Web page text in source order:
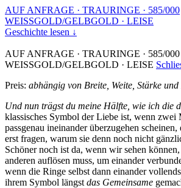
AUF ANFRAGE · TRAURINGE · 585/000
WEISSGOLD/GELBGOLD · LEISE
Geschichte lesen ↓
AUF ANFRAGE · TRAURINGE · 585/000
WEISSGOLD/GELBGOLD · LEISE
Preis: abhängig von Breite, Weite, Stärke
Und nun trägst du meine Hälfte, wie ich die
klassisches Symbol der Liebe ist, wenn zwei
passgenau ineinander überzugehen
erst fragen, warum sie denn noch nicht
Schöner noch ist da, wenn wir sehen
anderen auflösen muss, um einander
wenn die Ringe selbst dann einander
ihrem Symbol längst das Gemeinsame